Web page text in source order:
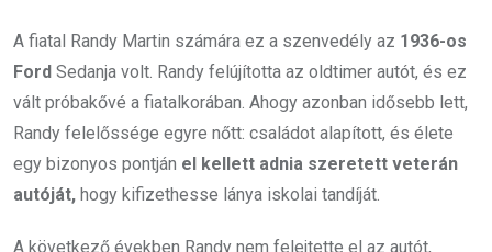
A fiatal Randy Martin számára ez a szenvedély az 1936-os
Ford Sedanja volt. Randy felújította az oldtimer autót, és ez
vált próbakővé a fiatalkorában. Ahogy azonban idősebb lett,
Randy felelőssége egyre nőtt: családot alapított, és élete
egy bizonyos pontján el kellett adnia szeretett veterán
autóját, hogy kifizethesse lánya iskolai tandíját.
A következő években Randy nem felejtette el az autót,